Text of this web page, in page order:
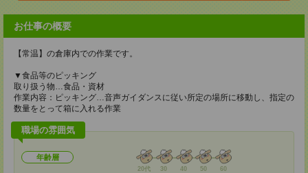
お仕事の概要
【常温】の倉庫内での作業です。
▼食品等のピッキング
取り扱う物…食品・資材
作業内容：ピッキング…音声ガイダンスに従い所定の場所に移動し、指定の
数量をとって箱に入れる作業
職場の雰囲気
年齢層
20代 30 40 50 60